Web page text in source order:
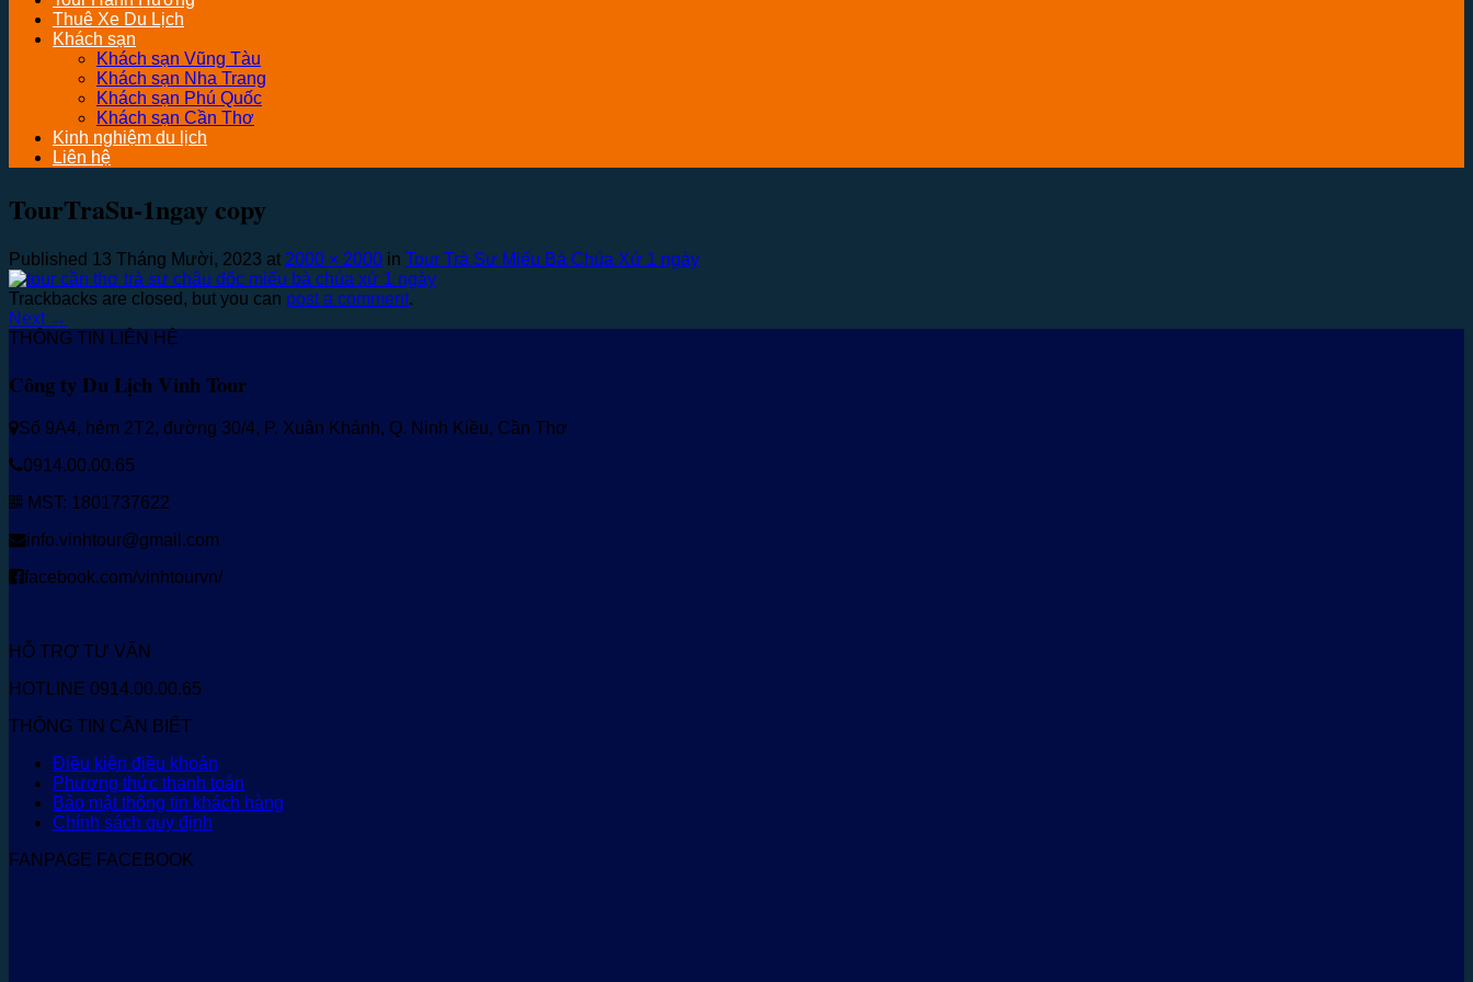
Thuê Xe Du Lịch
Khách sạn
Khách sạn Vũng Tàu
Khách sạn Nha Trang
Khách sạn Phú Quốc
Khách sạn Cần Thơ
Kinh nghiệm du lịch
Liên hệ
TourTraSu-1ngay copy
Published 13 Tháng Mười, 2023 at 2000 × 2000 in Tour Trà Sư Miếu Bà Chúa Xứ 1 ngày
Trackbacks are closed, but you can post a comment.
Next →
THÔNG TIN LIÊN HỆ
Công ty Du Lịch Vinh Tour
Số 9A4, hẻm 2T2, đường 30/4, P. Xuân Khánh, Q. Ninh Kiều, Cần Thơ
0914.00.00.65
MST: 1801737622
info.vinhtour@gmail.com
facebook.com/vinhtourvn/
HỖ TRỢ TƯ VẤN
HOTLINE 0914.00.00.65
THÔNG TIN CẦN BIẾT
Điều kiện điều khoản
Phương thức thanh toán
Bảo mật thông tin khách hàng
Chính sách quy định
FANPAGE FACEBOOK